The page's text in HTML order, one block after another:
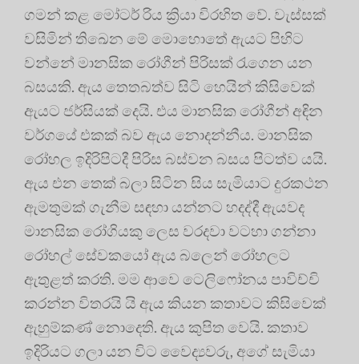
ගමන් කළ මෝටර් රිය ක්‍රියා විරහිත වේ. වැස්සක්
වසිමින් තිඛෙන මේ මොහොතේ ඇයට පිහිට
වන්නේ මානසික රෝගීන් පිරිසක් රැගෙන යන
බසයකි. ඇය තෙතබත්ව සිටි හෙයින් කිසිවෙක්
ඇයට ජර්සියක් දෙයි. එය මානසික රෝගීන් අඳින
වර්ගයේ එකක් බව ඇය නොදන්නීය. මානසික
රෝහල ඉදිරිපිටදී පිරිස බස්වන බසය පිටත්ව යයි.
ඇය එන තෙක් බලා සිටින සිය සැමියාට දුරකථන
ඇමතුමක් ගැනීම සඳහා යන්නට හදද්දී ඇයවද
මානසික රෝගියකු ලෙස වරදවා වටහා ගන්නා
රෝහල් සේවකයෝ ඇය බලෙන් රෝහලට
ඇතුළත් කරති. මම ආවෙ ටෙලිෆෝනය පාවිච්චි
කරන්න විතරයි යි ඇය කියන කතාවට කිසිවෙක්
ඇහුම්කණ් නොදෙති. ඇය කුපිත වෙයි. කතාව
ඉදිරියට ගලා යන විට වෛද්‍යවරු, අගේ සැමියා